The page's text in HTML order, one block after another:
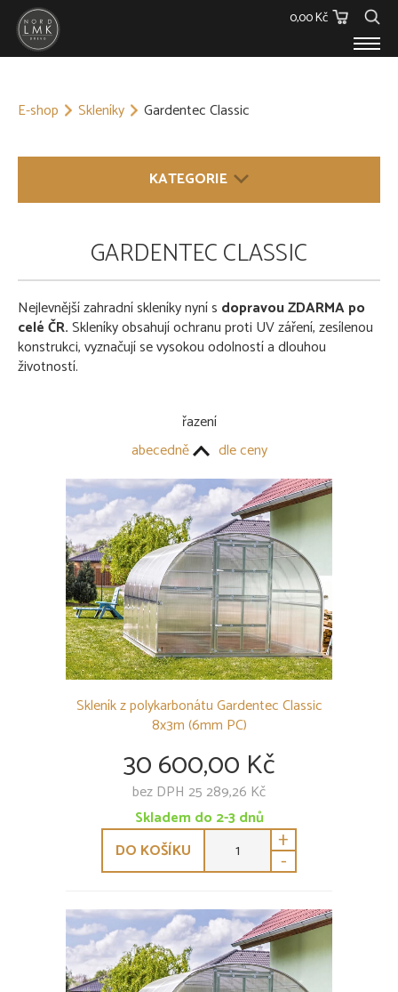
0,00 Kč
Spojovací materiál
Podstřešní fólie
E-shop Skleníky Gardentec Classic
KATEGORIE
SPOJOVACÍ MATERIÁL
POLYKARBONÁTY
Gardentec Classic - T
Gardentec Standard
Gardentec Slim
Příšlušenství k skleníkům
OSTATNÍ
GARDENTEC CLASSIC
Nejlevnější zahradní skleníky nyní s dopravou ZDARMA po
celé ČR.Skleníky obsahují ochranu proti UV záření, zesílenou
konstrukci, vyznačují se vysokou odolností a dlouhou
životností.
řazení
abecedně
dle ceny
Skleník z polykarbonátu Gardentec Classic
8x3m (6mm PC)
30 600,00 Kč
bez DPH 25 289,26 Kč
Skladem do 2-3 dnů
DO KOŠÍKU
+
-